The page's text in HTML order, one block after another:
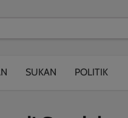
SUKAN POLITIK